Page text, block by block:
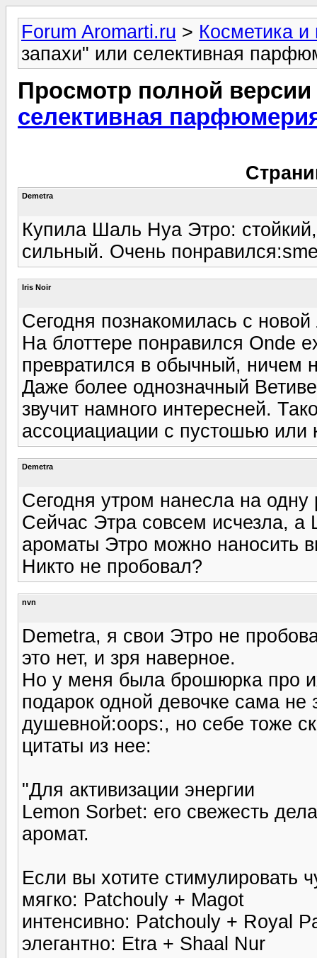
Forum Aromarti.ru > Косметика
запахи" или селективная
Просмотр полной
селективная
Demetra
Купила Шаль Нуа Этро:
сильный. Очень
Iris Noir
Сегодня познакомилась с
На блоттере понравился Onde
превратился в обычный, ничем
Даже более однозначный
звучит намного интересней.
ассоциациации с пустошью или
Demetra
Сегодня утром нанесла на
Сейчас Этра совсем исчезла,
ароматы Этро можно наносить
Никто не пробовал?
nvn
Demetra, я свои Этро не
это нет, и зря наверное.
Но у меня была брошюрка про
подарок одной девочке сама не
душевной:oops:, но себе тоже
цитаты из нее:
"Для активизации энергии
Lemon Sorbet: его свежесть
аромат.
Если вы хотите стимулировать
мягко: Patchouly + Magot
интенсивно: Patchouly + Royal
элегантно: Etra + Shaal Nur